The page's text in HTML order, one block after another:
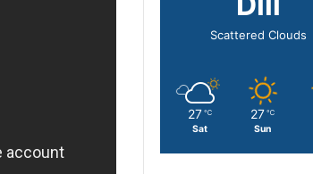
Scattered Clouds
27 ℃
Sat
27 ℃
Sun